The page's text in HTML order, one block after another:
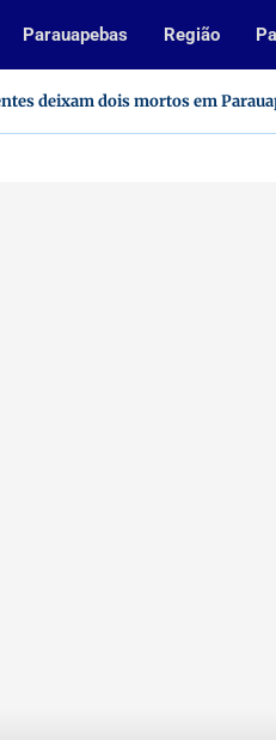
Parauapebas Região
deixam dois mortos em